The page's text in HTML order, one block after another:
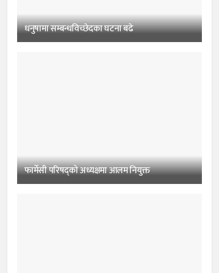
धनुषामा सम्बन्धविच्छेदका घटना बढे
फार्मेसी परिषद्को अध्यक्षमा आलम नियुक्त